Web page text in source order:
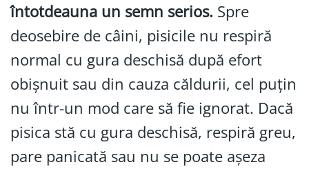
întotdeauna un semn serios. Spre
deosebire de câini, pisicile nu respiră
normal cu gura deschisă după efort
obișnuit sau din cauza căldurii, cel puțin
nu într-un mod care să fie ignorat. Dacă
pisica stă cu gura deschisă, respiră greu,
pare panicată sau nu se poate așeza